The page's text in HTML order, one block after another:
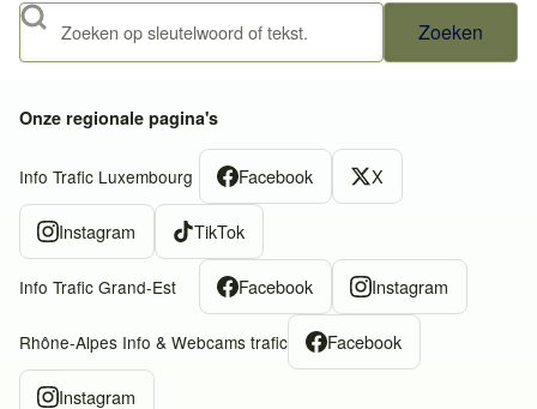
Zoeken
Onze regionale pagina's
Info Trafic Luxembourg Facebook X
Instagram TikTok
Info Trafic Grand-Est Facebook Instagram
Rhône-Alpes Info & Webcams trafic Facebook
Instagram